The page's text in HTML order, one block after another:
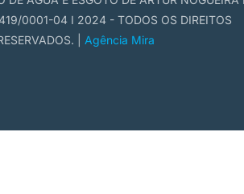
0001-04 I 2024 - TODOS OS DIREITOS
| Agência Mira